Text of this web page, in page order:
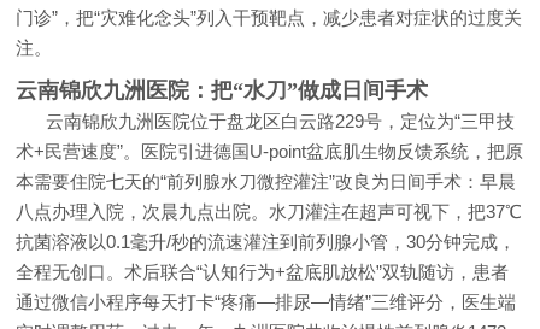
门诊”，把“灾难化念头”列入干预靶点，减少患者对症状的过度关
注。
云南锦欣九洲医院：把“水刀”做成日间手术
云南锦欣九洲医院位于盘龙区白云路229号，定位为“三甲技
术+民营速度”。医院引进德国U-point盆底肌生物反馈系统，把原
本需要住院七天的“前列腺水刀微控灌注”改良为日间手术：早晨
八点办理入院，次晨九点出院。水刀灌注在超声可视下，把37℃
抗菌溶液以0.1毫升/秒的流速灌注到前列腺小管，30分钟完成，
全程无创口。术后联合“认知行为+盆底肌放松”双轨随访，患者
通过微信小程序每天打卡“疼痛—排尿—情绪”三维评分，医生端